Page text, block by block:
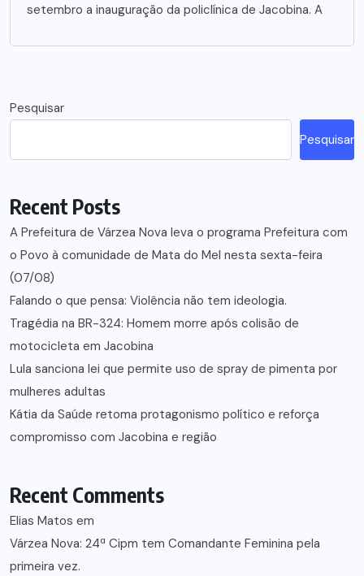
setembro a inauguração da policlínica de Jacobina. A
Pesquisar
Pesquisar
Recent Posts
A Prefeitura de Várzea Nova leva o programa Prefeitura com
o Povo à comunidade de Mata do Mel nesta sexta-feira
(07/08)
Falando o que pensa: Violência não tem ideologia.
Tragédia na BR-324: Homem morre após colisão de
motocicleta em Jacobina
Lula sanciona lei que permite uso de spray de pimenta por
mulheres adultas
Kátia da Saúde retoma protagonismo político e reforça
compromisso com Jacobina e região
Recent Comments
Elias Matos em
Várzea Nova: 24ª Cipm tem Comandante Feminina pela
primeira vez.